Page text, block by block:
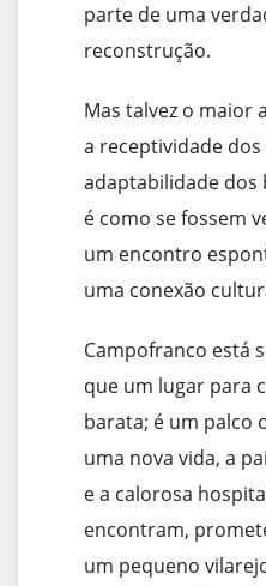
parte de uma
reconstrução.
Mas talvez o maior
a receptividade
adaptabilidade dos
é como se fossem
um encontro
uma conexão
Campofranco está
que um lugar para
barata; é um palco
uma nova vida, a
e a calorosa
encontram,
um pequeno